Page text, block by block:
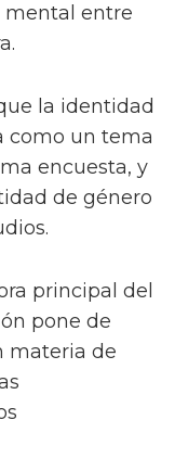
mental entre
la identidad
como un tema
encuesta, y
de género
principal del
pone de
materia de